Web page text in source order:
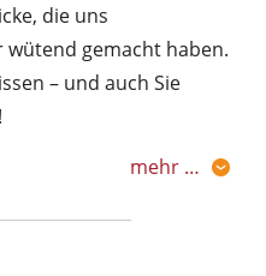
die uns
gemacht haben.
– und auch Sie
mehr …